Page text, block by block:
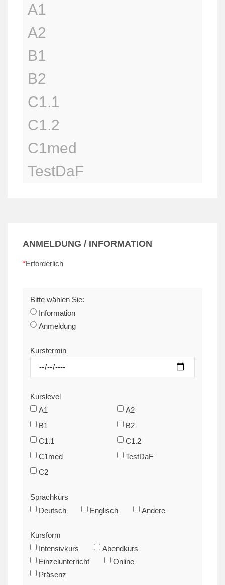
A1
A2
B1
B2
C1.1
C1.2
C1med
TestDaF
ANMELDUNG / INFORMATION
*Erforderlich
Bitte wählen Sie:
Information
Anmeldung
Kurstermin
Kurslevel
A1
A2
B1
B2
C1.1
C1.2
C1med
TestDaF
C2
Sprachkurs
Deutsch
Englisch Andere
Kursform
Intensivkurs
Abendkurs
Einzelunterricht
Online
Präsenz